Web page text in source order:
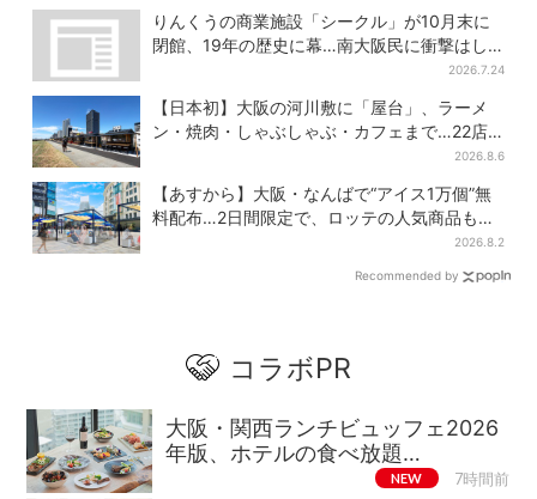
シール付き
峰がずらり
りんくうの商業施設「シークル」が10月末に
閉館、19年の歴史に幕…南大阪民に衝撃はし
2026.7.24
【日本初】大阪の河川敷に「屋台」、ラーメ
ン・焼肉・しゃぶしゃぶ・カフェまで…22店
2026.8.6
【あすから】大阪・なんばで“アイス1万個”無
料配布…2日間限定で、ロッテの人気商品もら
2026.8.2
Recommended by
コラボPR
大阪・関西ランチビュッフェ2026
年版、ホテルの食べ放題…
NEW 7時間前